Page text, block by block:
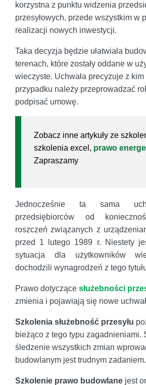
korzystna z punktu widzenia
przesyłowych, przede wszystkim w
realizacji nowych inwestycji.
Taka decyzja będzie ułatwiała
terenach, które zostały oddane w
wieczyste. Uchwała precyzuje z
przypadku należy przeprowadzać
podpisać umowę.
Zobacz inne artykuły ze
szkolenia excel, prawo
Zapraszamy
Jednocześnie ta sama
przedsiębiorców od
roszczeń związanych z
przed 1 lutego 1989 r. Niestety
sytuacja dla użytkowników
dochodzili wynagrodzeń z tego
Prawo dotyczące służebności
zmienia i pojawiają się nowe
Szkolenia służebność przesyłu
bieżąco z tego typu zagadnieniami.
śledzenie wszystkich zmian
budowlanym jest trudnym zadaniem.
Szkolenie prawo budowlane jest